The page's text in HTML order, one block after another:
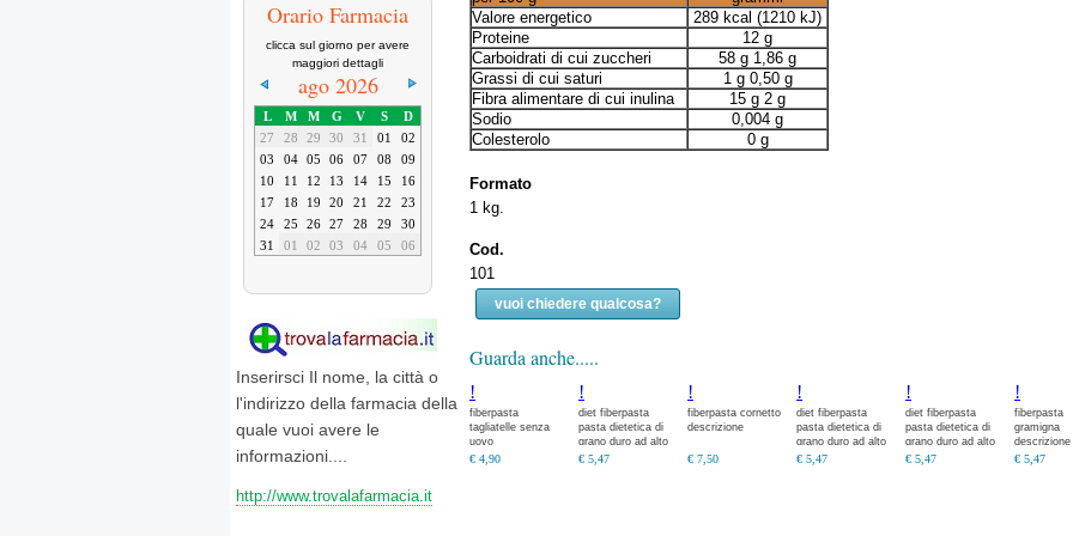
Orario Farmacia
clicca sul giorno per avere
maggiori dettagli
ago 2026
L M M G V S
D
27
28 29 30 31 01
02
03
04 05 06 07 08
09
10
11 12 13 14 15
16
17
18 19 20 21 22
23
24
25 26 27 28 29
30
31
01 02 03 04 05 06
Inserirsci Il nome, la città o
l'indirizzo della farmacia della
quale vuoi avere le
informazioni....
http://www.trovalafarmacia.it
Valore energetico
289 kcal (1210 kJ)
Proteine
12 g
Carboidrati di cui zuccheri
58 g 1,86 g
Grassi di cui saturi
1 g 0,50 g
Fibra alimentare di cui inulina
15 g 2 g
Sodio
0,004 g
Colesterolo
0 g
Formato
1 kg.
Cod.
101
vuoi chiedere qualcosa?
Guarda anche.....
!
fiberpasta
tagliatelle senza
uovo
€ 4,90
!
diet fiberpasta
pasta dietetica di
grano duro ad alto
contenuto di fibra
€ 5,47
!
fiberpasta cornetto
descrizione
€ 7,50
!
diet fiberpasta
pasta dietetica di
grano duro ad alto
contenuto di fibra
€ 5,47
!
diet fiberpasta
pasta dietetica di
grano duro ad alto
contenuto di fibra
€ 5,47
!
fiberpasta
gramigna
descrizione
€ 5,47